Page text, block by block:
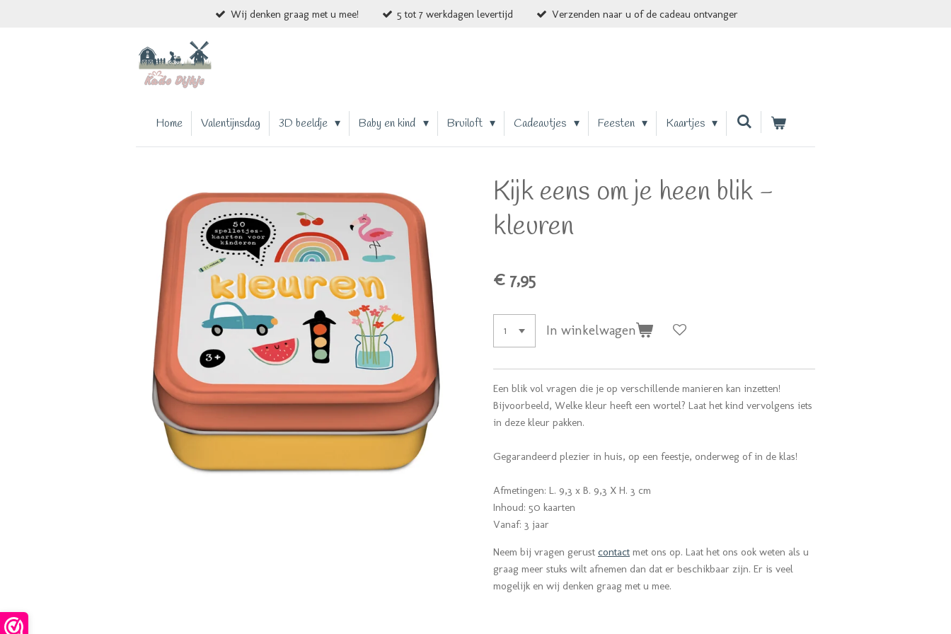
Wij denken graag met u mee! 5 tot 7 werkdagen levertijd Verzenden naar u of de cadeau ontvanger
Home Valentijnsdag 3D beeldje Baby en kind Bruiloft Cadeautjes Feesten Kaartjes
Kijk eens om je heen blik -
kleuren
€ 7,95
In winkelwagen
Een blik vol vragen die je op verschillende manieren kan inzetten!
Bijvoorbeeld, Welke kleur heeft een wortel? Laat het kind vervolgens iets
in deze kleur pakken.
Gegarandeerd plezier in huis, op een feestje, onderweg of in de klas!
Afmetingen: L. 9,3 x B. 9,3 X H. 3 cm
Inhoud: 50 kaarten
Vanaf: 3 jaar
Neem bij vragen gerust contact met ons op. Laat het ons ook weten als u
graag meer stuks wilt afnemen dan dat er beschikbaar zijn. Er is veel
mogelijk en wij denken graag met u mee.